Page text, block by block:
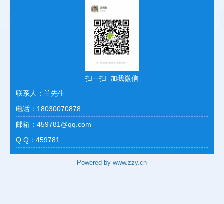
扫一扫 加我微信
联系人：兰先生
电话：18030070878
邮箱：459781@qq.com
Q Q：459781
Powered by www.zzy.cn